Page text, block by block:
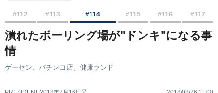
#112 #113 #114 #115 #116 #117
潰れたボーリング場が"ドンキ"になる事
情
ゲーセン、パチンコ店、健康ランド